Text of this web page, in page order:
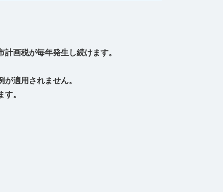
画税が毎年発生し続けます。
適用されません。
。